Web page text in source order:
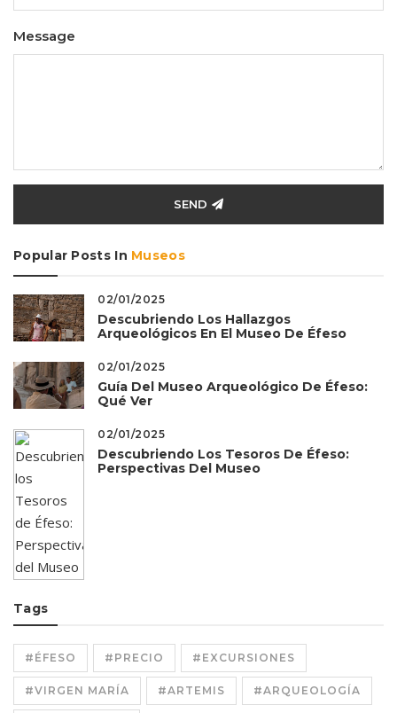
Message
SEND
Popular Posts In Museos
02/01/2025
Descubriendo Los Hallazgos
Arqueológicos En El Museo De Éfeso
02/01/2025
Guía Del Museo Arqueológico De Éfeso:
Qué Ver
02/01/2025
Descubriendo Los Tesoros De Éfeso:
Perspectivas Del Museo
Tags
#ÉFESO #PRECIO #EXCURSIONES
#VIRGEN MARÍA #ARTEMIS #ARQUEOLOGÍA